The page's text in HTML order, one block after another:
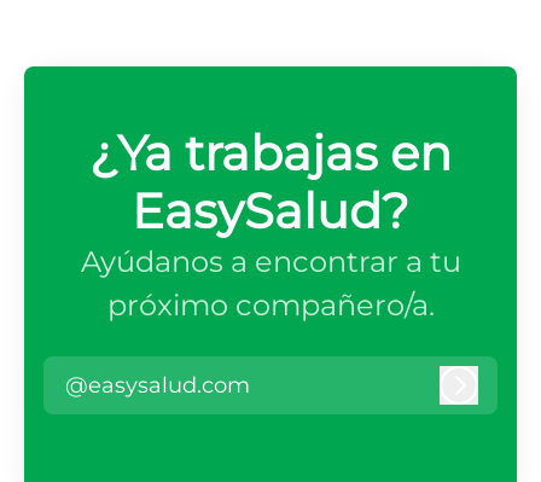
¿Ya trabajas en
EasySalud?
Ayúdanos a encontrar a tu
próximo compañero/a.
@easysalud.com